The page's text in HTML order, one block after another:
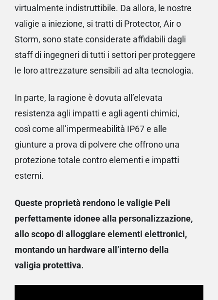
virtualmente indistruttibile. Da allora, le nostre
valigie a iniezione, si tratti di Protector, Air o
Storm, sono state considerate affidabili dagli
staff di ingegneri di tutti i settori per proteggere
le loro attrezzature sensibili ad alta tecnologia.
In parte, la ragione è dovuta all’elevata
resistenza agli impatti e agli agenti chimici,
così come all’impermeabilità IP67 e alle
giunture a prova di polvere che offrono una
protezione totale contro elementi e impatti
esterni.
Queste proprietà rendono le valigie Peli
perfettamente idonee alla personalizzazione,
allo scopo di alloggiare elementi elettronici,
montando un hardware all’interno della
valigia protettiva.